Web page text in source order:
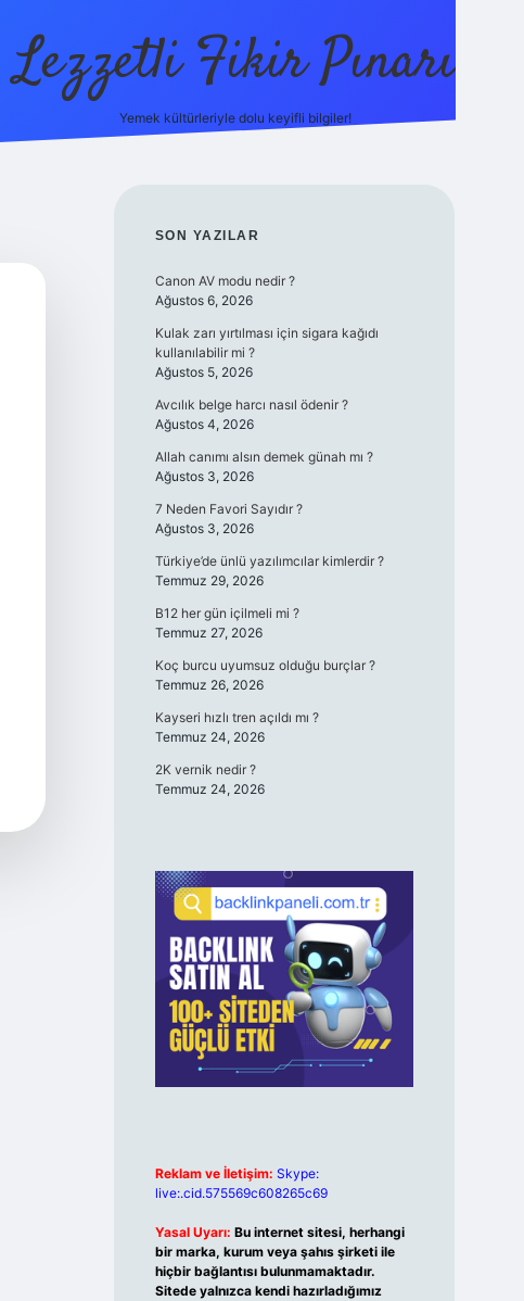
Lezzetli Fikir Pınarı
Yemek kültürleriyle dolu keyifli bilgiler!
SIDEBAR
SON YAZILAR
Canon AV modu nedir ?
Ağustos 6, 2026
Kulak zarı yırtılması için sigara kağıdı
kullanılabilir mi ?
Ağustos 5, 2026
Avcılık belge harcı nasıl ödenir ?
Ağustos 4, 2026
Allah canımı alsın demek günah mı ?
Ağustos 3, 2026
7 Neden Favori Sayıdır ?
Ağustos 3, 2026
Türkiye’de ünlü yazılımcılar kimlerdir ?
Temmuz 29, 2026
B12 her gün içilmeli mi ?
Temmuz 27, 2026
Koç burcu uyumsuz olduğu burçlar ?
Temmuz 26, 2026
Kayseri hızlı tren açıldı mı ?
Temmuz 24, 2026
2K vernik nedir ?
Temmuz 24, 2026
Reklam ve İletişim: Skype:
live:.cid.575569c608265c69
Yasal Uyarı: Bu internet sitesi, herhangi
bir marka, kurum veya şahıs şirketi ile
hiçbir bağlantısı bulunmamaktadır.
Sitede yalnızca kendi hazırladığımız